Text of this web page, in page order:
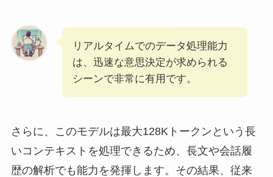
リアルタイムでのデータ処理能力
は、迅速な意思決定が求められる
シーンで非常に有用です。
さらに、このモデルは最大128Kトークンという長
いコンテキストを処理できるため、長文や会話履
歴の解析でも能力を発揮します。その結果、従来